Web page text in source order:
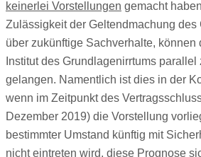
keinerlei Vorstellungen gemacht
Zulässigkeit der Geltendmachung des
über zukünftige Sachverhalte,
Institut des Grundlagenirrtums parallel
gelangen. Namentlich ist dies in der
wenn im Zeitpunkt des
Dezember 2019) die Vorstellung
bestimmter Umstand künftig mit
nicht eintreten wird, diese Prognose